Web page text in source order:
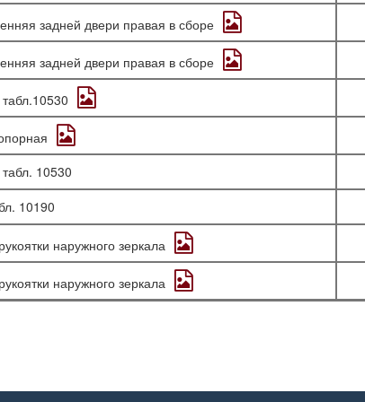
задней двери правая в сборе
задней двери правая в сборе
10530
10190
наружного зеркала
наружного зеркала